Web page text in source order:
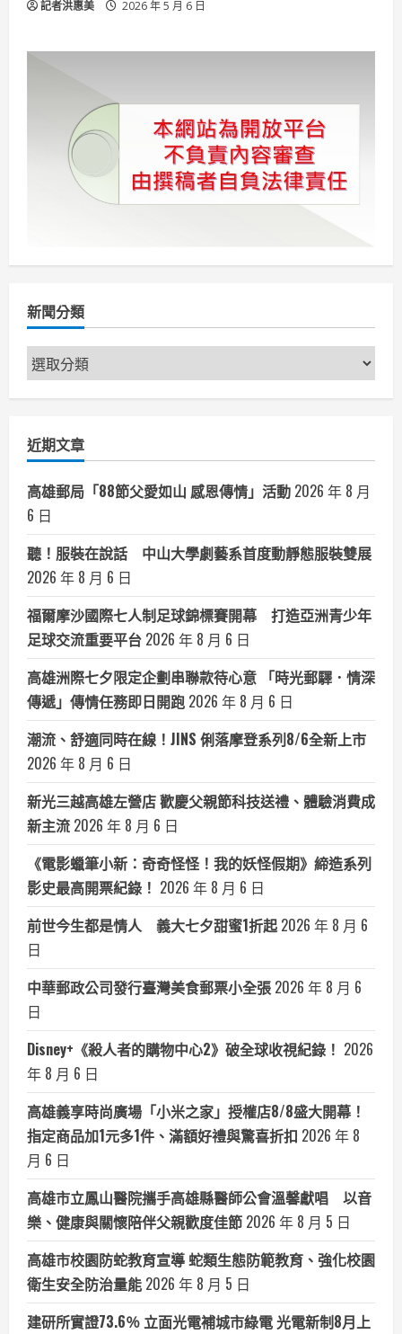
記者洪惠美 2026 年 5 月 6 日
新聞分類
新
聞
近期文章
高雄郵局「88節父愛如山 感恩傳情」活動 2026 年 8 月
6 日
聽！服裝在說話 中山大學劇藝系首度動靜態服裝雙展
2026 年 8 月 6 日
福爾摩沙國際七人制足球錦標賽開幕 打造亞洲青少年
足球交流重要平台 2026 年 8 月 6 日
高雄洲際七夕限定企劃串聯款待心意 「時光郵驛．情深
傳遞」傳情任務即日開跑 2026 年 8 月 6 日
潮流、舒適同時在線！JINS 俐落摩登系列8/6全新上市
2026 年 8 月 6 日
新光三越高雄左營店 歡慶父親節科技送禮、體驗消費成
新主流 2026 年 8 月 6 日
《電影蠟筆小新：奇奇怪怪！我的妖怪假期》締造系列
影史最高開票紀錄！ 2026 年 8 月 6 日
前世今生都是情人 義大七夕甜蜜1折起 2026 年 8 月 6
日
中華郵政公司發行臺灣美食郵票小全張 2026 年 8 月 6
日
Disney+《殺人者的購物中心2》破全球收視紀錄！ 2026
年 8 月 6 日
高雄義享時尚廣場「小米之家」授權店8/8盛大開幕！
指定商品加1元多1件、滿額好禮與驚喜折扣 2026 年 8
月 6 日
高雄市立鳳山醫院攜手高雄縣醫師公會溫馨獻唱 以音
樂、健康與關懷陪伴父親歡度佳節 2026 年 8 月 5 日
高雄市校園防蛇教育宣導 蛇類生態防範教育、強化校園
衛生安全防治量能 2026 年 8 月 5 日
建研所實證73.6％ 立面光電補城市綠電 光電新制8月上